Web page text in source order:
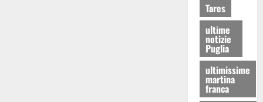
Tares
ultime
notizie
Puglia
ultimissime
martina
franca